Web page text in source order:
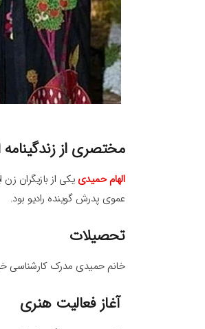
مختصری از
الهام حمیدی
عموی پدرش گوینده رادیو بود.
تحصیلات
خانم حمیدی مدرک کارشناسی
آغاز فعالیت هنری